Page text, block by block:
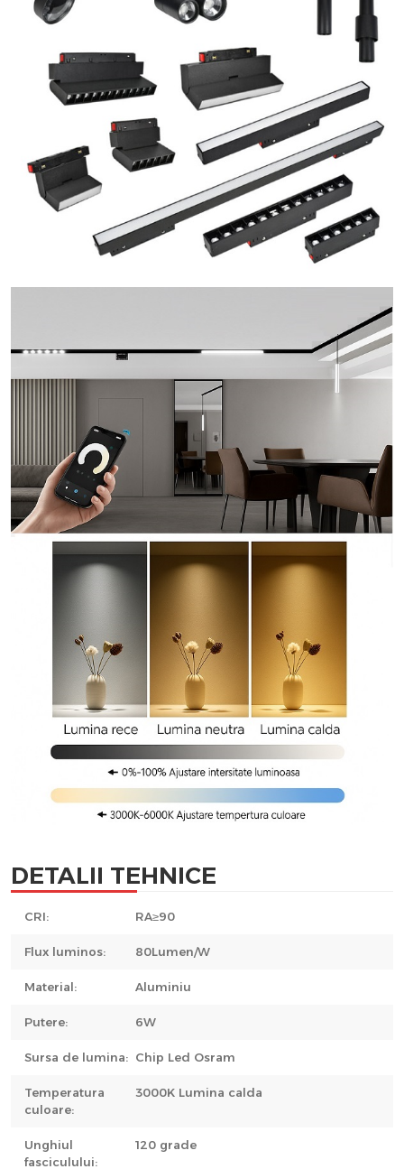
DETALII TEHNICE
CRI: RA≥90
Flux luminos: 80Lumen/W
Material: Aluminiu
Putere: 6W
Sursa de lumina: Chip Led Osram
Temperatura
culoare:
3000K Lumina calda
Unghiul
fasciculului:
120 grade